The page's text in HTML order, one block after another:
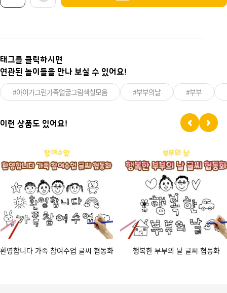
태그를 클릭하시면
연관된 놀이들을 만나 보실 수 있어요!
#아이가그린가족얼굴그림색칠모음 #부부의날 #부부
이런 상품도 있어요!
환영합니다 가족 참여수업 글씨 협동화 행복한 부부의 날 글씨 협동화